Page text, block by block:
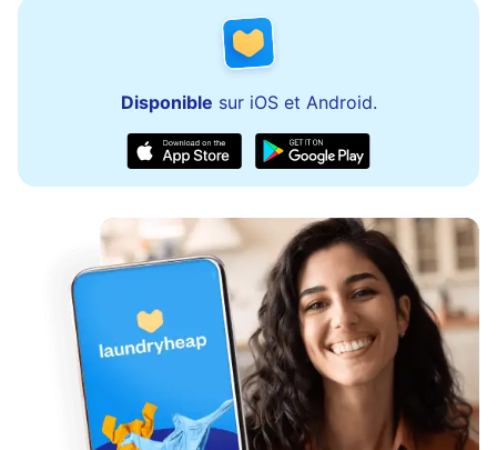
Disponible sur iOS et Android.